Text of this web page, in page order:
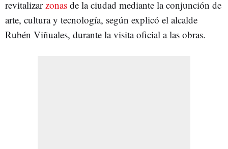
revitalizar zonas de la ciudad mediante la conjunción de
arte, cultura y tecnología, según explicó el alcalde
Rubén Viñuales, durante la visita oficial a las obras.